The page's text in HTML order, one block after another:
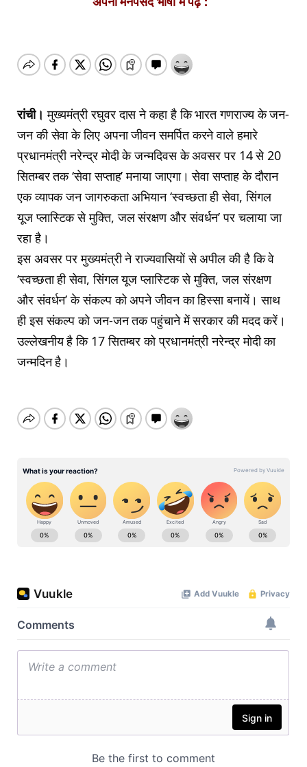
रांची। मुख्यमंत्री रघुवर दास ने कहा है कि भारत गणराज्य के जन-
जन की सेवा के लिए अपना जीवन समर्पित करने वाले हमारे
प्रधानमंत्री नरेन्द्र मोदी के जन्मदिवस के अवसर पर 14 से 20
सितम्बर तक ‘सेवा सप्ताह’ मनाया जाएगा। सेवा सप्ताह के दौरान
एक व्यापक जन जागरुकता अभियान ‘स्वच्छता ही सेवा, सिंगल
यूज प्लास्टिक से मुक्ति, जल संरक्षण और संवर्धन’ पर चलाया जा
रहा है।
इस अवसर पर मुख्यमंत्री ने राज्यवासियों से अपील की है कि वे
‘स्वच्छता ही सेवा, सिंगल यूज प्लास्टिक से मुक्ति, जल संरक्षण
और संवर्धन’ के संकल्प को अपने जीवन का हिस्सा बनायें। साथ
ही इस संकल्प को जन-जन तक पहुंचाने में सरकार की मदद करें।
उल्लेखनीय है कि 17 सितम्बर को प्रधानमंत्री नरेन्द्र मोदी का
जन्मदिन है।